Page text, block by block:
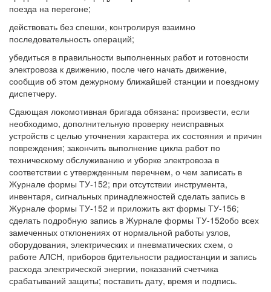
поезда на перегоне;
действовать без спешки, контролируя взаимно
последовательность операций;
убедиться в правильности выполненных работ и готовности
электровоза к движению, после чего начать движение,
сообщив об этом дежурному ближайшей станции и поездному
диспетчеру.
Сдающая локомотивная бригада обязана: произвести, если
необходимо, дополнительную проверку неисправных
устройств с целью уточнения характера их состояния и причин
повреждения; закончить выполнение цикла работ по
техническому обслуживанию и уборке электровоза в
соответствии с утвержденным перечнем, о чем записать в
Журнале формы ТУ-152; при отсутствии инструмента,
инвентаря, сигнальных принадлежностей сделать запись в
Журнале формы ТУ-152 и приложить акт формы ТУ-156;
сделать подробную запись в Журнале формы ТУ-152обо всех
замеченных отклонениях от нормальной работы узлов,
оборудования, электрических и пневматических схем, о
работе АЛСН, приборов бдительности радиостанции и запись
расхода электрической энергии, показаний счетчика
срабатываний защиты; поставить дату, время и подпись.